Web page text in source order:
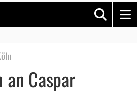
an Caspar